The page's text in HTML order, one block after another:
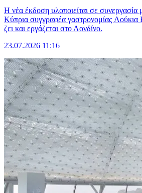
Η νέα έκδοση υλοποιείται σε συνεργασία
Κύπρια συγγραφέα γαστρονομίας Λούκια
ζει και εργάζεται στο Λονδίνο.
23.07.2026 11:16